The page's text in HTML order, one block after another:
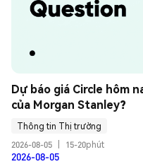
Dự báo giá Circle hôm
của Morgan Stanley?
Thông tin Thị trường
2026-08-05
15-20phút
2026-08-05